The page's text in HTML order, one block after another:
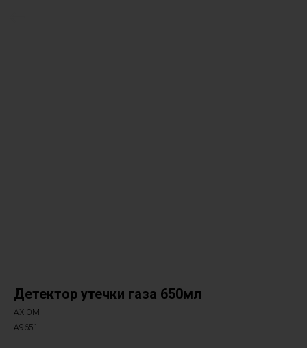
Детектор утечки газа 650мл
AXIOM
A9651